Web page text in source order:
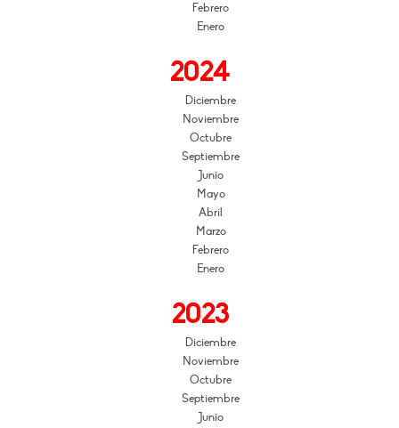
Febrero
Enero
2024
Diciembre
Noviembre
Octubre
Septiembre
Junio
Mayo
Abril
Marzo
Febrero
Enero
2023
Diciembre
Noviembre
Octubre
Septiembre
Junio